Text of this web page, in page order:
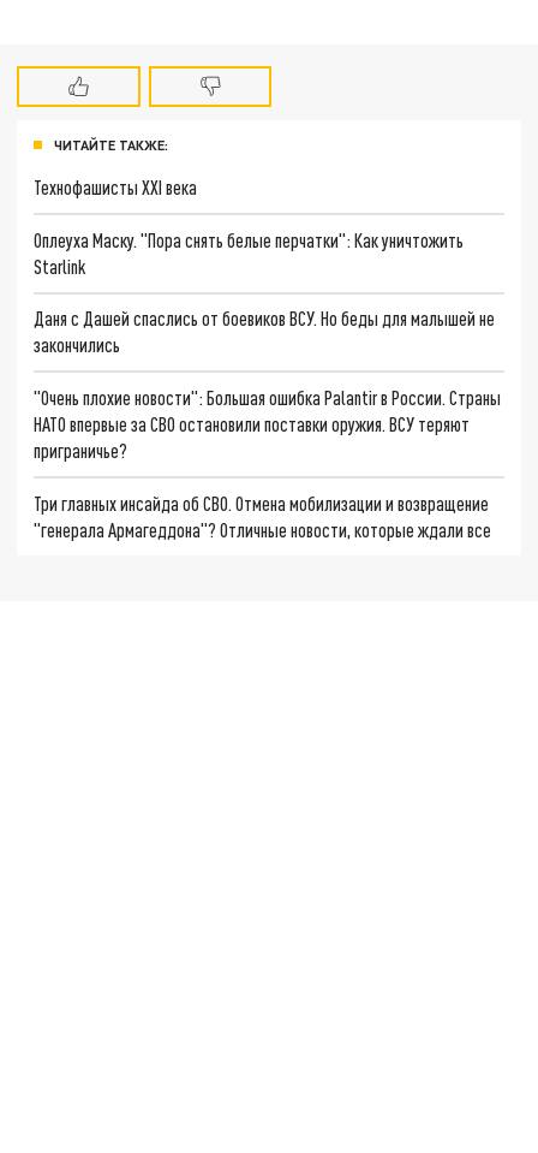
ЧИТАЙТЕ ТАКЖЕ:
Технофашисты XXI века
Оплеуха Маску. "Пора снять белые перчатки": Как уничтожить
Starlink
Даня с Дашей спаслись от боевиков ВСУ. Но беды для малышей не
закончились
"Очень плохие новости": Большая ошибка Palantir в России. Страны
НАТО впервые за СВО остановили поставки оружия. ВСУ теряют
приграничье?
Три главных инсайда об СВО. Отмена мобилизации и возвращение
"генерала Армагеддона"? Отличные новости, которые ждали все